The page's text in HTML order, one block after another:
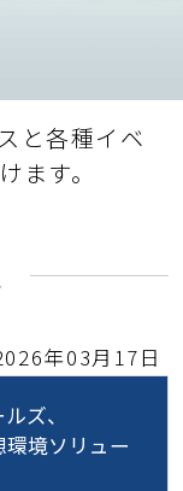
と各種イベ
ます。
年03月17日
ズ、
環境ソリュー